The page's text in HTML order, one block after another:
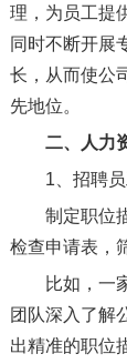
理，为员工提
同时不断开展
长，从而使公
先地位。
二、人力
1、招聘
制定职位
检查申请表，
比如，一
团队深入了解
出精准的职位